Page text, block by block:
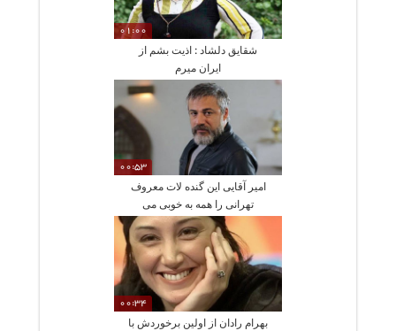
01:00
شقایق دلشاد : اذیت بشم از
ایران میرم
00:53
امیر آقایی این گنده لات معروف
تهرانی را همه به خوبی می
شناسند
00:34
بهرام رادان از اولین برخوردش با